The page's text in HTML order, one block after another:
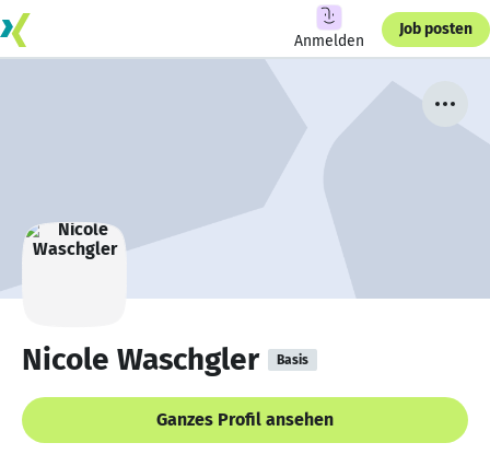
Anmelden
Job posten
Nicole Waschgler Basis
Ganzes Profil ansehen